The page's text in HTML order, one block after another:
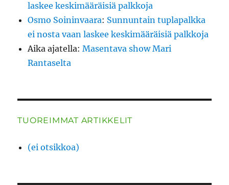
laskee keskimääräisiä palkkoja
Osmo Soininvaara: Sunnuntain tuplapalkka
ei nosta vaan laskee keskimääräisiä palkkoja
Aika ajatella:Masentava show Mari
Rantaselta
TUOREIMMAT ARTIKKELIT
(ei otsikkoa)